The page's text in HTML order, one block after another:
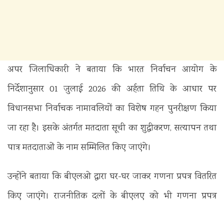
अपर जिलाधिकारी ने बताया कि भारत निर्वाचन आयोग के
निर्देशानुसार 01 जुलाई 2026 की अर्हता तिथि के आधार पर
विधानसभा निर्वाचक नामावलियों का विशेष गहन पुनरीक्षण किया
जा रहा है। इसके अंतर्गत मतदाता सूची का शुद्धीकरण, सत्यापन तथा
पात्र मतदाताओं के नाम सम्मिलित किए जाएंगे।
उन्होंने बताया कि बीएलओ द्वारा घर-घर जाकर गणना प्रपत्र वितरित
किए जाएंगे। राजनीतिक दलों के बीएलए को भी गणना प्रपत्र